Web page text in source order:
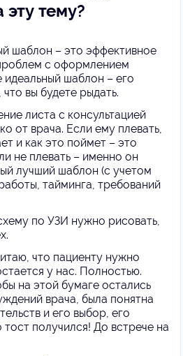
эту тему?
шаблон – это эффективное
с оформлением
идеальный шаблон – его
вы будете рыдать.
листа с консультацией
от врача. Если ему плевать,
и как это поймет – это
не плевать – именно он
лучший шаблон (с учетом
тайминга, требований
по УЗИ нужно рисовать,
что пациенту нужно
у нас. Полностью.
на этой бумаге остались
врача, была понятна
и его выбор, его
получился! До встрече на